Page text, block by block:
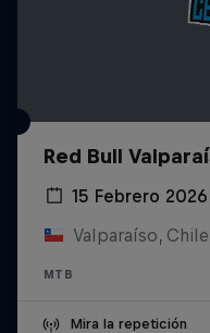
Red Bull
15 Febrero 2026
Valparaíso, Chile
MTB
Mira la repetición